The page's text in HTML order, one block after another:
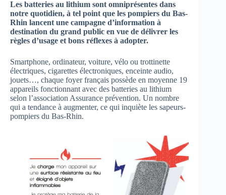
Les batteries au lithium sont omniprésentes dans
notre quotidien, à tel point que les pompiers du Bas-
Rhin lancent une campagne d’information à
destination du grand public en vue de délivrer les
règles d’usage et bons réflexes à adopter.
Smartphone, ordinateur, voiture, vélo ou trottinette
électriques, cigarettes électroniques, enceinte audio,
jouets…, chaque foyer français possède en moyenne 19
appareils fonctionnant avec des batteries au lithium
selon l’association Assurance prévention. Un nombre
qui a tendance à augmenter, ce qui inquiète les sapeurs-
pompiers du Bas-Rhin.